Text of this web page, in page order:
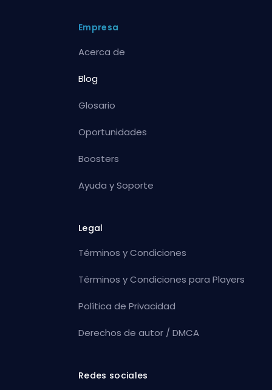
Empresa
Acerca de
Blog
Glosario
Oportunidades
Boosters
Ayuda y Soporte
Legal
Términos y Condiciones
Términos y Condiciones para Players
Política de Privacidad
Derechos de autor / DMCA
Redes sociales